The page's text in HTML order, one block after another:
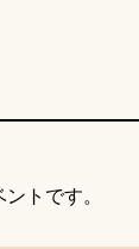
トです。